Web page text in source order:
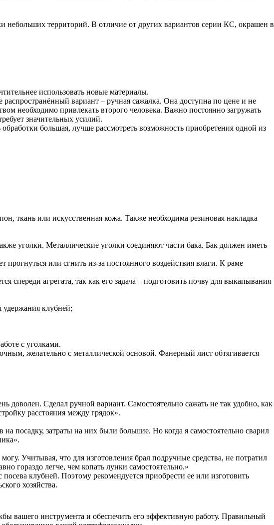
небольших территорий. В отличие от других вариантов серии КС, окрашен в
использовать новые материалы.
вариант – ручная сажалка. Она доступна по цене и не
необходимо привлекать второго человека. Важно постоянно загружать
значительных усилий.
большая, лучше рассмотреть возможность приобретения одной из
ткань или искусственная кожа. Также необходима резиновая накладка
уголки. Металлические уголки соединяют части бака. Бак должен иметь
или сгнить из-за постоянного воздействия влаги. К раме
спереди агрегата, так как его задача – подготовить почву для выкапывания
удержания клубней;
с уголками.
желательно с металлической основой. Фанерный лист обтягивается
доволен. Сделал ручной вариант. Самостоятельно сажать не так удобно, как
расстояния между грядок».
посадку, затраты на них были большие. Но когда я самостоятельно сварил
Учитывая, что для изготовления брал подручные средства, не потратил
гораздо легче, чем копать лунки самостоятельно.»
клубней. Поэтому рекомендуется приобрести ее или изготовить
хозяйства.
вашего инструмента и обеспечить его эффективную работу. Правильный